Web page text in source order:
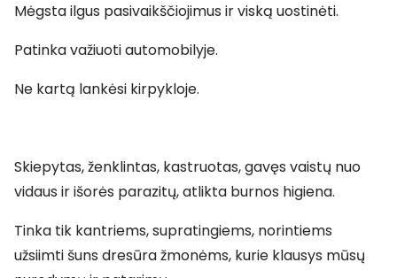
Mėgsta ilgus pasivaikščiojimus ir viską uostinėti.
Patinka važiuoti automobilyje.
Ne kartą lankėsi kirpykloje.
Skiepytas, ženklintas, kastruotas, gavęs vaistų nuo
vidaus ir išorės parazitų, atlikta burnos higiena.
Tinka tik kantriems, supratingiems, norintiems
užsiimti šuns dresūra žmonėms, kurie klausys mūsų